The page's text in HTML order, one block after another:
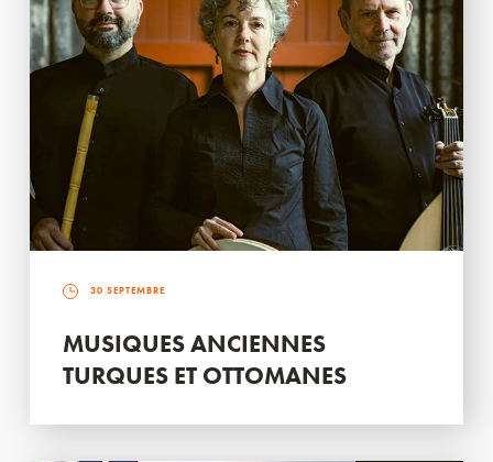
30 SEPTEMBRE
MUSIQUES ANCIENNES
TURQUES ET OTTOMANES